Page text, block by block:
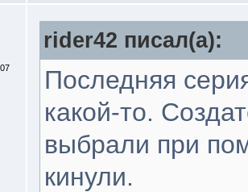
rider42 писал(a):
Последняя
какой-то.
выбрали при
кинули.